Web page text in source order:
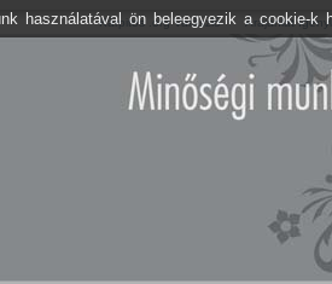
Kárpitos .org Varászló Árajánlat
használatával ön beleegyezik a cookie-k